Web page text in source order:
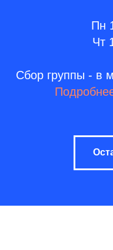
Пн
Чт
Сбор группы - в